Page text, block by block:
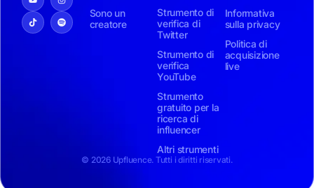
Sono un
creatore
Strumento di
verifica di
Twitter
Strumento di
verifica
YouTube
Strumento
gratuito per la
ricerca di
influencer
Altri strumenti
Informativa
sulla privacy
Politica di
acquisizione
live
© 2026 Upfluence. Tutti i diritti riservati.